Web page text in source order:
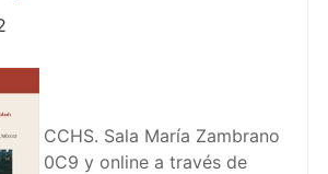
CCHS. Sala María Zambrano
0C9 y online a través de